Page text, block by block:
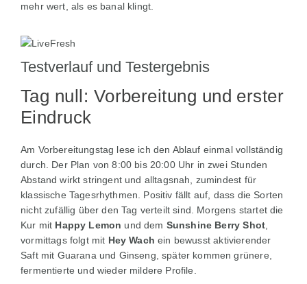
mehr wert, als es banal klingt.
Testverlauf und Testergebnis
Tag null: Vorbereitung und erster
Eindruck
Am Vorbereitungstag lese ich den Ablauf einmal vollständig
durch. Der Plan von 8:00 bis 20:00 Uhr in zwei Stunden
Abstand wirkt stringent und alltagsnah, zumindest für
klassische Tagesrhythmen. Positiv fällt auf, dass die Sorten
nicht zufällig über den Tag verteilt sind. Morgens startet die
Kur mit Happy Lemon und dem Sunshine Berry Shot
vormittags folgt mit Hey Wach ein bewusst aktivierender
Saft mit Guarana und Ginseng, später kommen grünere,
fermentierte und wieder mildere Profile.